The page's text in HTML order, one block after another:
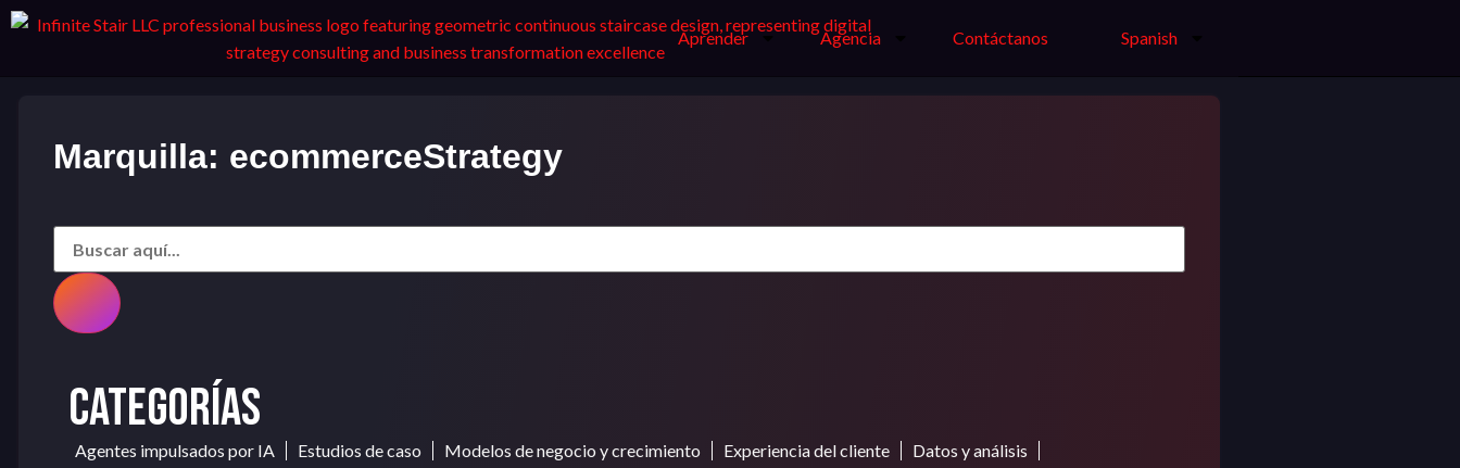
Aprender Agencia Contáctanos Spanish
Marquilla: ecommerceStrategy
Categorías
Agentes impulsados por IA Estudios de caso Modelos de negocio y crecimiento Experiencia del cliente
Datos y análisis